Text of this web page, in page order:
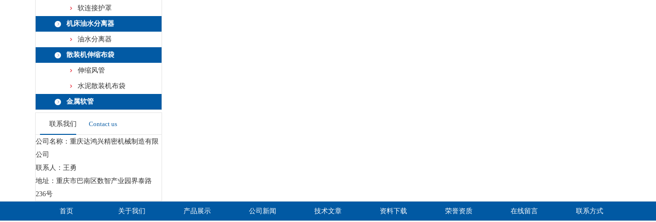
软连接护罩
机床油水分离器
油水分离器
散装机伸缩布袋
伸缩风管
水泥散装机布袋
金属软管
联系我们 Contact us
公司名称：重庆达鸿兴精密机械制造有限
公司
联系人：王勇
地址：重庆市巴南区数智产业园界泰路
236号
首页 关于我们 产品展示 公司新闻 技术文章 资料下载 荣誉资质 在线留言 联系方式